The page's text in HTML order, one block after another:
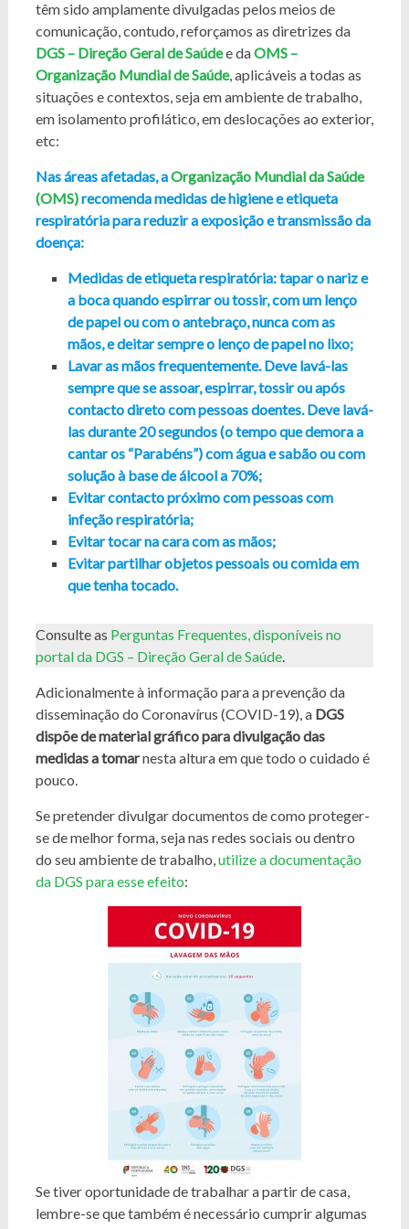
têm sido amplamente divulgadas pelos meios de
comunicação, contudo, reforçamos as diretrizes da
DGS – Direção Geral de Saúdee daOMS –
Organização Mundial de Saúde, aplicáveis a todas as
situações e contextos, seja em ambiente de trabalho,
em isolamento profilático, em deslocações ao exterior,
etc:
Nas áreas afetadas, aOrganização Mundial da Saúde
(OMS)recomenda medidas de higiene e etiqueta
respiratória para reduzir a exposição e transmissão da
doença:
Medidas de etiqueta respiratória: tapar o nariz e
a boca quando espirrar ou tossir, com um lenço
de papel ou com o antebraço, nunca com as
mãos, e deitar sempre o lenço de papel no lixo;
Lavar as mãos frequentemente. Deve lavá-las
sempre que se assoar, espirrar, tossir ou após
contacto direto com pessoas doentes. Deve lavá-
las durante 20 segundos (o tempo que demora a
cantar os “Parabéns”) com água e sabão ou com
solução à base de álcool a 70%;
Evitar contacto próximo com pessoas com
infeção respiratória;
Evitar tocar na cara com as mãos;
Evitar partilhar objetos pessoais ou comida em
que tenha tocado.
Consulte as Perguntas Frequentes, disponíveis no
portal da DGS – Direção Geral de Saúde.
Adicionalmente à informação para a prevenção da
disseminação do Coronavírus (COVID-19), a DGS
dispõe de material gráfico para divulgação das
medidas a tomarnesta altura em que todo o cuidado é
pouco.
Se pretender divulgar documentos de como proteger-
se de melhor forma, seja nas redes sociais ou dentro
do seu ambiente de trabalho,utilize a documentação
da DGS para esse efeito:
Se tiver oportunidade de trabalhar a partir de casa,
lembre-se que também é necessário cumprir algumas